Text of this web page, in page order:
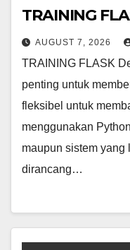
TRAINING
AUGUST 7, 2026
TRAINING FLASK
penting untuk
fleksibel untuk
menggunakan
maupun sistem
dirancang…